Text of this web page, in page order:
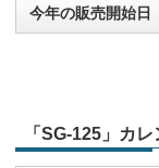
今年の販売開始日
「SG-125」カ